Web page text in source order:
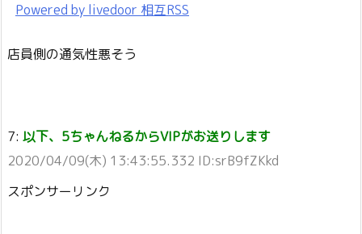
Powered by livedoor 相互RSS
店員側の通気性悪そう
7: 以下、5ちゃんねるからVIPがお送りします
2020/04/09(木) 13:43:55.332 ID:srB9fZKkd
スポンサーリンク